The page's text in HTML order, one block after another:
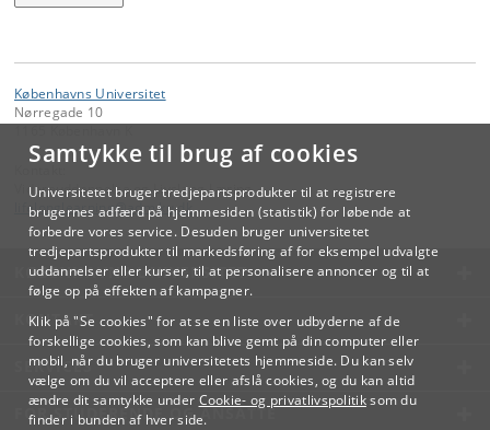
Samtykke til brug af cookies
Universitetet bruger tredjepartsprodukter til at registrere
brugernes adfærd på hjemmesiden (statistik) for løbende at
forbedre vores service. Desuden bruger universitetet
tredjepartsprodukter til markedsføring af for eksempel udvalgte
uddannelser eller kurser, til at personalisere annoncer og til at
følge op på effekten af kampagner.
Klik på "Se cookies" for at se en liste over udbyderne af de
forskellige cookies, som kan blive gemt på din computer eller
mobil, når du bruger universitetets hjemmeside. Du kan selv
vælge om du vil acceptere eller afslå cookies, og du kan altid
ændre dit samtykke under Cookie- og privatlivspolitiksom du
finder i bunden af hver side.
Københavns Universitet
Nørregade 10
Videreuddannelse og Livslang Læring
lifelonglearning@adm.ku.dk
KØBENHAVNS UNIVERSITET
KONTAKT
SERVICES
FOR STUDERENDE OG ANSATTE